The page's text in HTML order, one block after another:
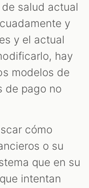
salud actual
y
y el actual
hay
modelos de
de pago no
cómo
o su
que en su
intentan